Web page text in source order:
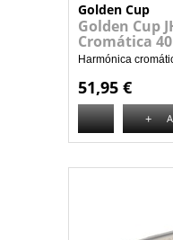
Golden Cup
Golden Cup
Cromática
Harmónica
51,95 €
+